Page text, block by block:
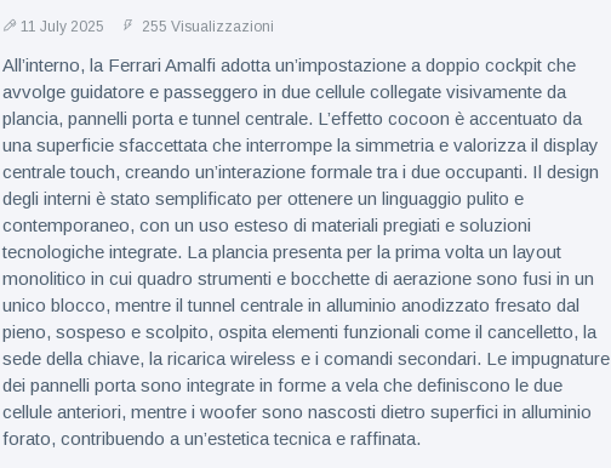
11 July 2025 255 Visualizzazioni
All’interno, la Ferrari Amalfi adotta un’impostazione a doppio cockpit che
avvolge guidatore e passeggero in due cellule collegate visivamente da
plancia, pannelli porta e tunnel centrale. L’effetto cocoon è accentuato da
una superficie sfaccettata che interrompe la simmetria e valorizza il display
centrale touch, creando un’interazione formale tra i due occupanti. Il design
degli interni è stato semplificato per ottenere un linguaggio pulito e
contemporaneo, con un uso esteso di materiali pregiati e soluzioni
tecnologiche integrate. La plancia presenta per la prima volta un layout
monolitico in cui quadro strumenti e bocchette di aerazione sono fusi in un
unico blocco, mentre il tunnel centrale in alluminio anodizzato fresato dal
pieno, sospeso e scolpito, ospita elementi funzionali come il cancelletto, la
sede della chiave, la ricarica wireless e i comandi secondari. Le impugnature
dei pannelli porta sono integrate in forme a vela che definiscono le due
cellule anteriori, mentre i woofer sono nascosti dietro superfici in alluminio
forato, contribuendo a un’estetica tecnica e raffinata.